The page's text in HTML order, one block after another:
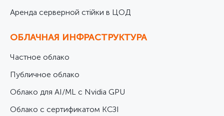
Аренда серверной стійки в ЦОД
ОБЛАЧНАЯ ИНФРАСТРУКТУРА
Частное облако
Публичное облако
Облако для AI/ML с Nvidia GPU
Облако с сертификатом КСЗІ